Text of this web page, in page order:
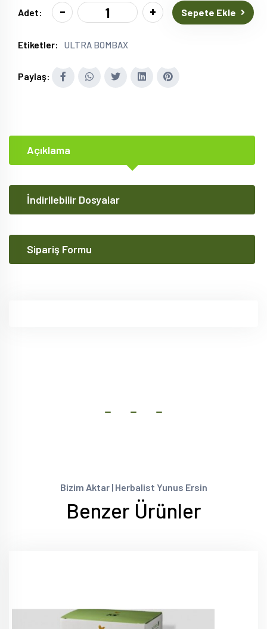
Adet: - + Sepete Ekle
Etiketler: ULTRA BOMBAX
Paylaş:
Açıklama
İndirilebilir Dosyalar
Sipariş Formu
Bizim Aktar | Herbalist Yunus Ersin
Benzer Ürünler